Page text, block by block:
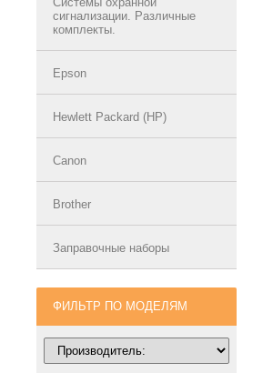
сигнализации. Различные
комплекты.
Epson
Hewlett Packard (HP)
Canon
Brother
Заправочные наборы
ФИЛЬТР ПО МОДЕЛЯМ